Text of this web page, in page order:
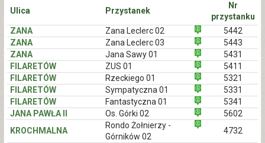
Ulica Przystanek
Nr
przystanku
ZANA
Zana Leclerc 02
5442
ZANA
Zana Leclerc 03
5443
ZANA
Jana Sawy 01
5431
FILARETÓW
ZUS 01
5411
FILARETÓW
Rzeckiego 01
5321
FILARETÓW
Sympatyczna 01
5331
FILARETÓW
Fantastyczna 01
5341
JANA PAWŁA II
Os. Górki 02
5602
KROCHMALNA
Rondo Żołnierzy -
Górników 02
4732